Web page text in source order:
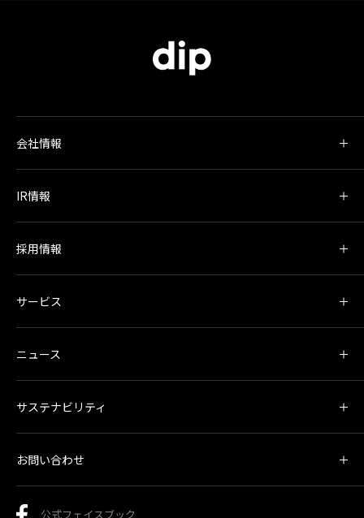
会社情報
IR情報
採用情報
サービス
ニュース
サステナビリティ
お問い合わせ
公式フェイスブック